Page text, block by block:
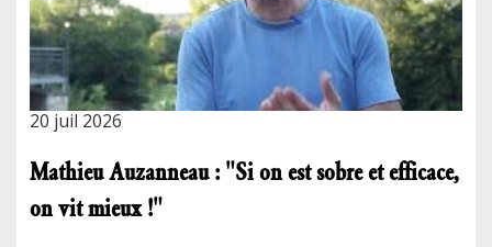
20 juil 2026
Mathieu Auzanneau : "Si on est sobre et efficace,
on vit mieux !"